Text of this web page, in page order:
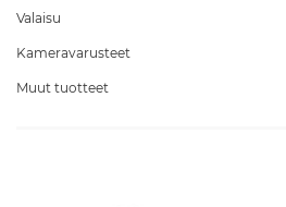
Valaisu
Kameravarusteet
Muut tuotteet